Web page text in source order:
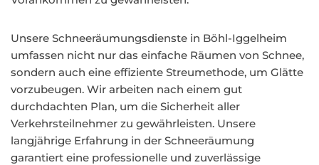
Unsere Schneeräumungsdienste in Böhl-Iggelheim
umfassen nicht nur das einfache Räumen von Schnee,
sondern auch eine effiziente Streumethode, um Glätte
vorzubeugen. Wir arbeiten nach einem gut
durchdachten Plan, um die Sicherheit aller
Verkehrsteilnehmer zu gewährleisten. Unsere
langjährige Erfahrung in der Schneeräumung
garantiert eine professionelle und zuverlässige